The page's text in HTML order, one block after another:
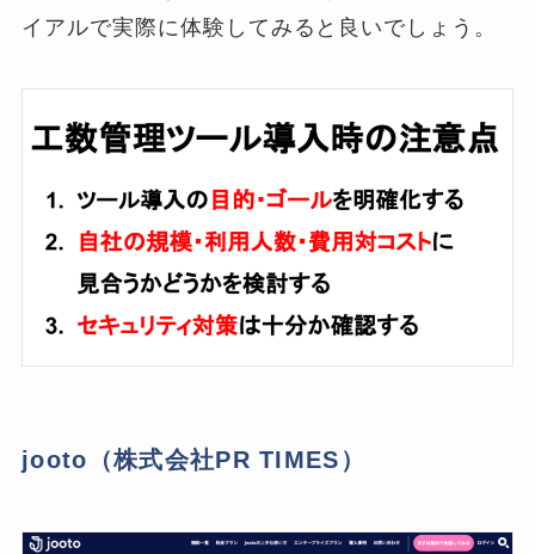
イアルで実際に体験してみると良いでしょう。
jooto（株式会社PR TIMES）